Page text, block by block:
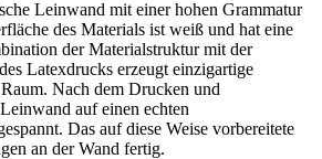
Leinwand mit einer hohen Grammatur
des Materials ist weiß und hat eine
der Materialstruktur mit der
Latexdrucks erzeugt einzigartige
Nach dem Drucken und
auf einen echten
Das auf diese Weise vorbereitete
an der Wand fertig.